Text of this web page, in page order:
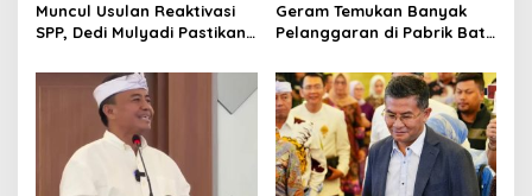
Muncul Usulan Reaktivasi
SPP, Dedi Mulyadi Pastikan
Selenggarakan Sekolah
Geram Temukan Banyak
Pelanggaran di Pabrik Batu
Gunung Beak, Rakyat
Balangsak